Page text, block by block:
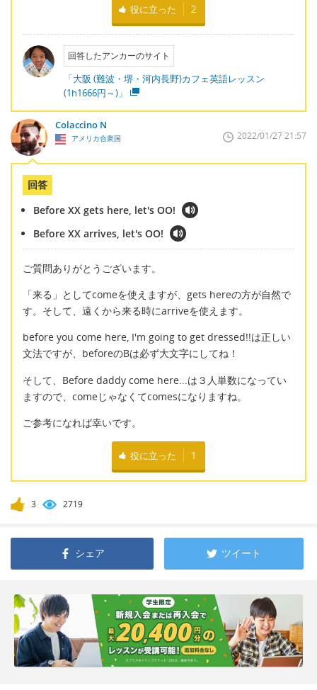
役に立った 2
回答したアンカーのサイト
「大阪 (難波・堺・河内長野)カフェ英語レッスン
(1h1666円～)」
Colaccino N
アメリカ合衆国 2022/01/27 21:57
回答
Before XX gets here, let's OO!
Before XX arrives, let's OO!
ご質問ありがとうございます。
「来る」としてcomeを使えますが、gets hereの方が自然で
す。そして、遠くから来る時にarriveを使えます。
before you come here, I'm going to get dressed!!は正しい
文法ですが、beforeのBは必ず大文字にしてね！
そして、Before daddy come here...は３人単数になってい
ますので、comeじゃなくてcomesになりますね。
ご参考になれば幸いです。
役に立った 1
3 2719
シェア ツイート